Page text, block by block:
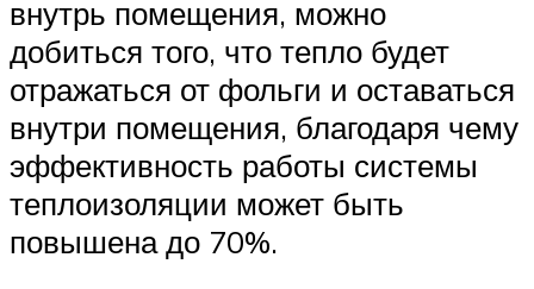
внутрь помещения, можно
добиться того, что тепло будет
отражаться от фольги и оставаться
внутри помещения, благодаря чему
эффективность работы системы
теплоизоляции может быть
повышена до 70%.